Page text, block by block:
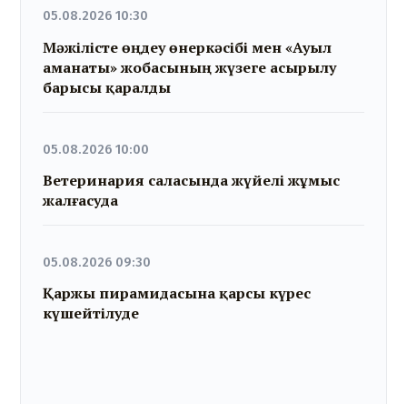
05.08.2026 10:30
Мәжілісте өңдеу өнеркәсібі мен «Ауыл
аманаты» жобасының жүзеге асырылу
барысы қаралды
05.08.2026 10:00
Ветеринария саласында жүйелі жұмыс
жалғасуда
05.08.2026 09:30
Қаржы пирамидасына қарсы күрес
күшейтілуде